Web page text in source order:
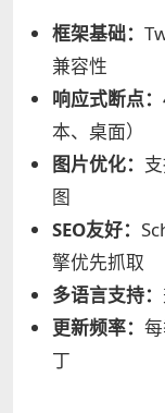
框架基础：
兼容性
响应式断点：
本、桌面）
图片优化：
图
SEO友好：
擎优先抓取
多语言支持：
更新频率：
丁